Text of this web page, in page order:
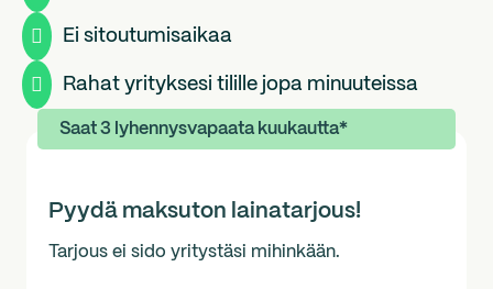
 Ei sitoutumisaikaa
 Rahat yrityksesi tilille jopa minuuteissa
Pyydä maksuton lainatarjous!
Tarjous ei sido yritystäsi mihinkään.
Saat 3 lyhennysvapaata kuukautta*